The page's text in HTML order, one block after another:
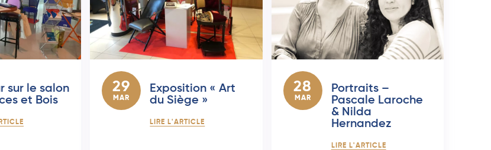
sur le salon
et Bois
29
MAR
Exposition « Art
du Siège »
LIRE L'ARTICLE
28
MAR
Portraits –
Pascale Laroche
& Nilda
Hernandez
LIRE L'ARTICLE